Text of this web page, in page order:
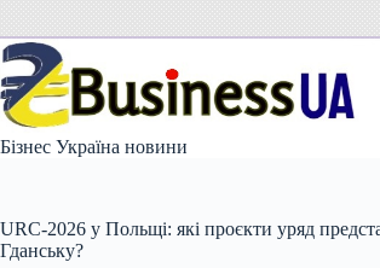
вмісту
Бізнес Україна новини
URC-2026 у Польщі: які проєкти уряд
Гданську?